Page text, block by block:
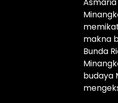
makna
Bunda
budaya